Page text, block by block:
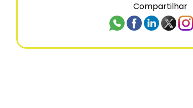
Compartilhar